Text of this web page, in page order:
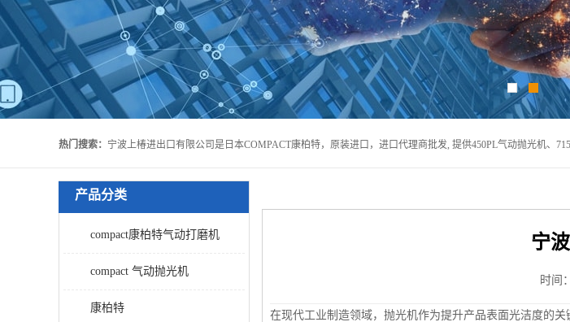
热门搜索：
产品分类
compact康柏特气动打磨机
compact 气动抛光机
康柏特
宁
时间
在现代工业制造领域，抛光机作为提升产品表面光洁度的关